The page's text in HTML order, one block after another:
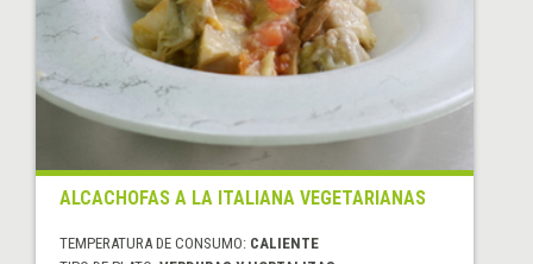
ALCACHOFAS A LA ITALIANA VEGETARIANAS
TEMPERATURA DE CONSUMO: CALIENTE